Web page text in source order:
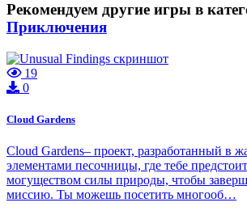
Рекомендуем другие игры в
Приключения
19
0
Cloud Gardens
Cloud Gardens– проект, разработанный в
элементами песочницы, где тебе
могуществом силы природы, чтобы
миссию. Ты можешь посетить многооб…